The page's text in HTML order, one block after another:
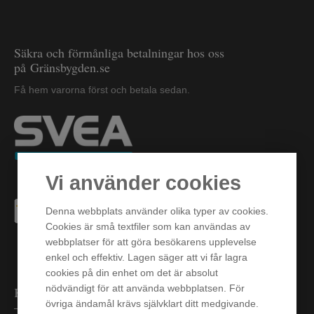
Vi använder cookies
Denna webbplats använder olika typer av cookies.
Cookies är små textfiler som kan användas av
webbplatser för att göra besökarens upplevelse
enkel och effektiv. Lagen säger att vi får lagra
cookies på din enhet om det är absolut
nödvändigt för att använda webbplatsen. För
övriga ändamål krävs självklart ditt medgivande.
Säkra och förmånliga betalningar hos oss
på Gränsbygden.se
Få hem varorna först och betala sedan.
Kvalité, service och omtanke
– vår styrka i över 50 år